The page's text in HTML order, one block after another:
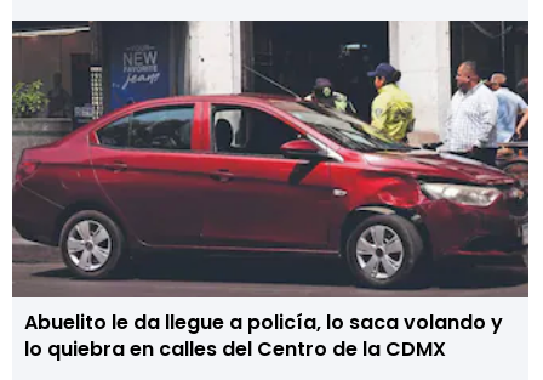
Abuelito le da llegue a policía, lo saca volando y
lo quiebra en calles del Centro de la CDMX